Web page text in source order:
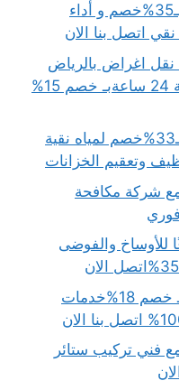
شركة تنظيف مكيفات بالرياض بـ35%خصم و أداء
اغراض بالرياض
ونيت نقل عفش الرياض – خدمة 24 ساعةبـ خصم 15%
شركة تنظيف خزانات بالرياض بـ33%خصم لمياه نقية
انحلت100%مع شركة مكافحة
والفوضى
شركة تنظيف مطاعم بالرياض بـ خصم 18%خدمات
فني تركيب ستائر